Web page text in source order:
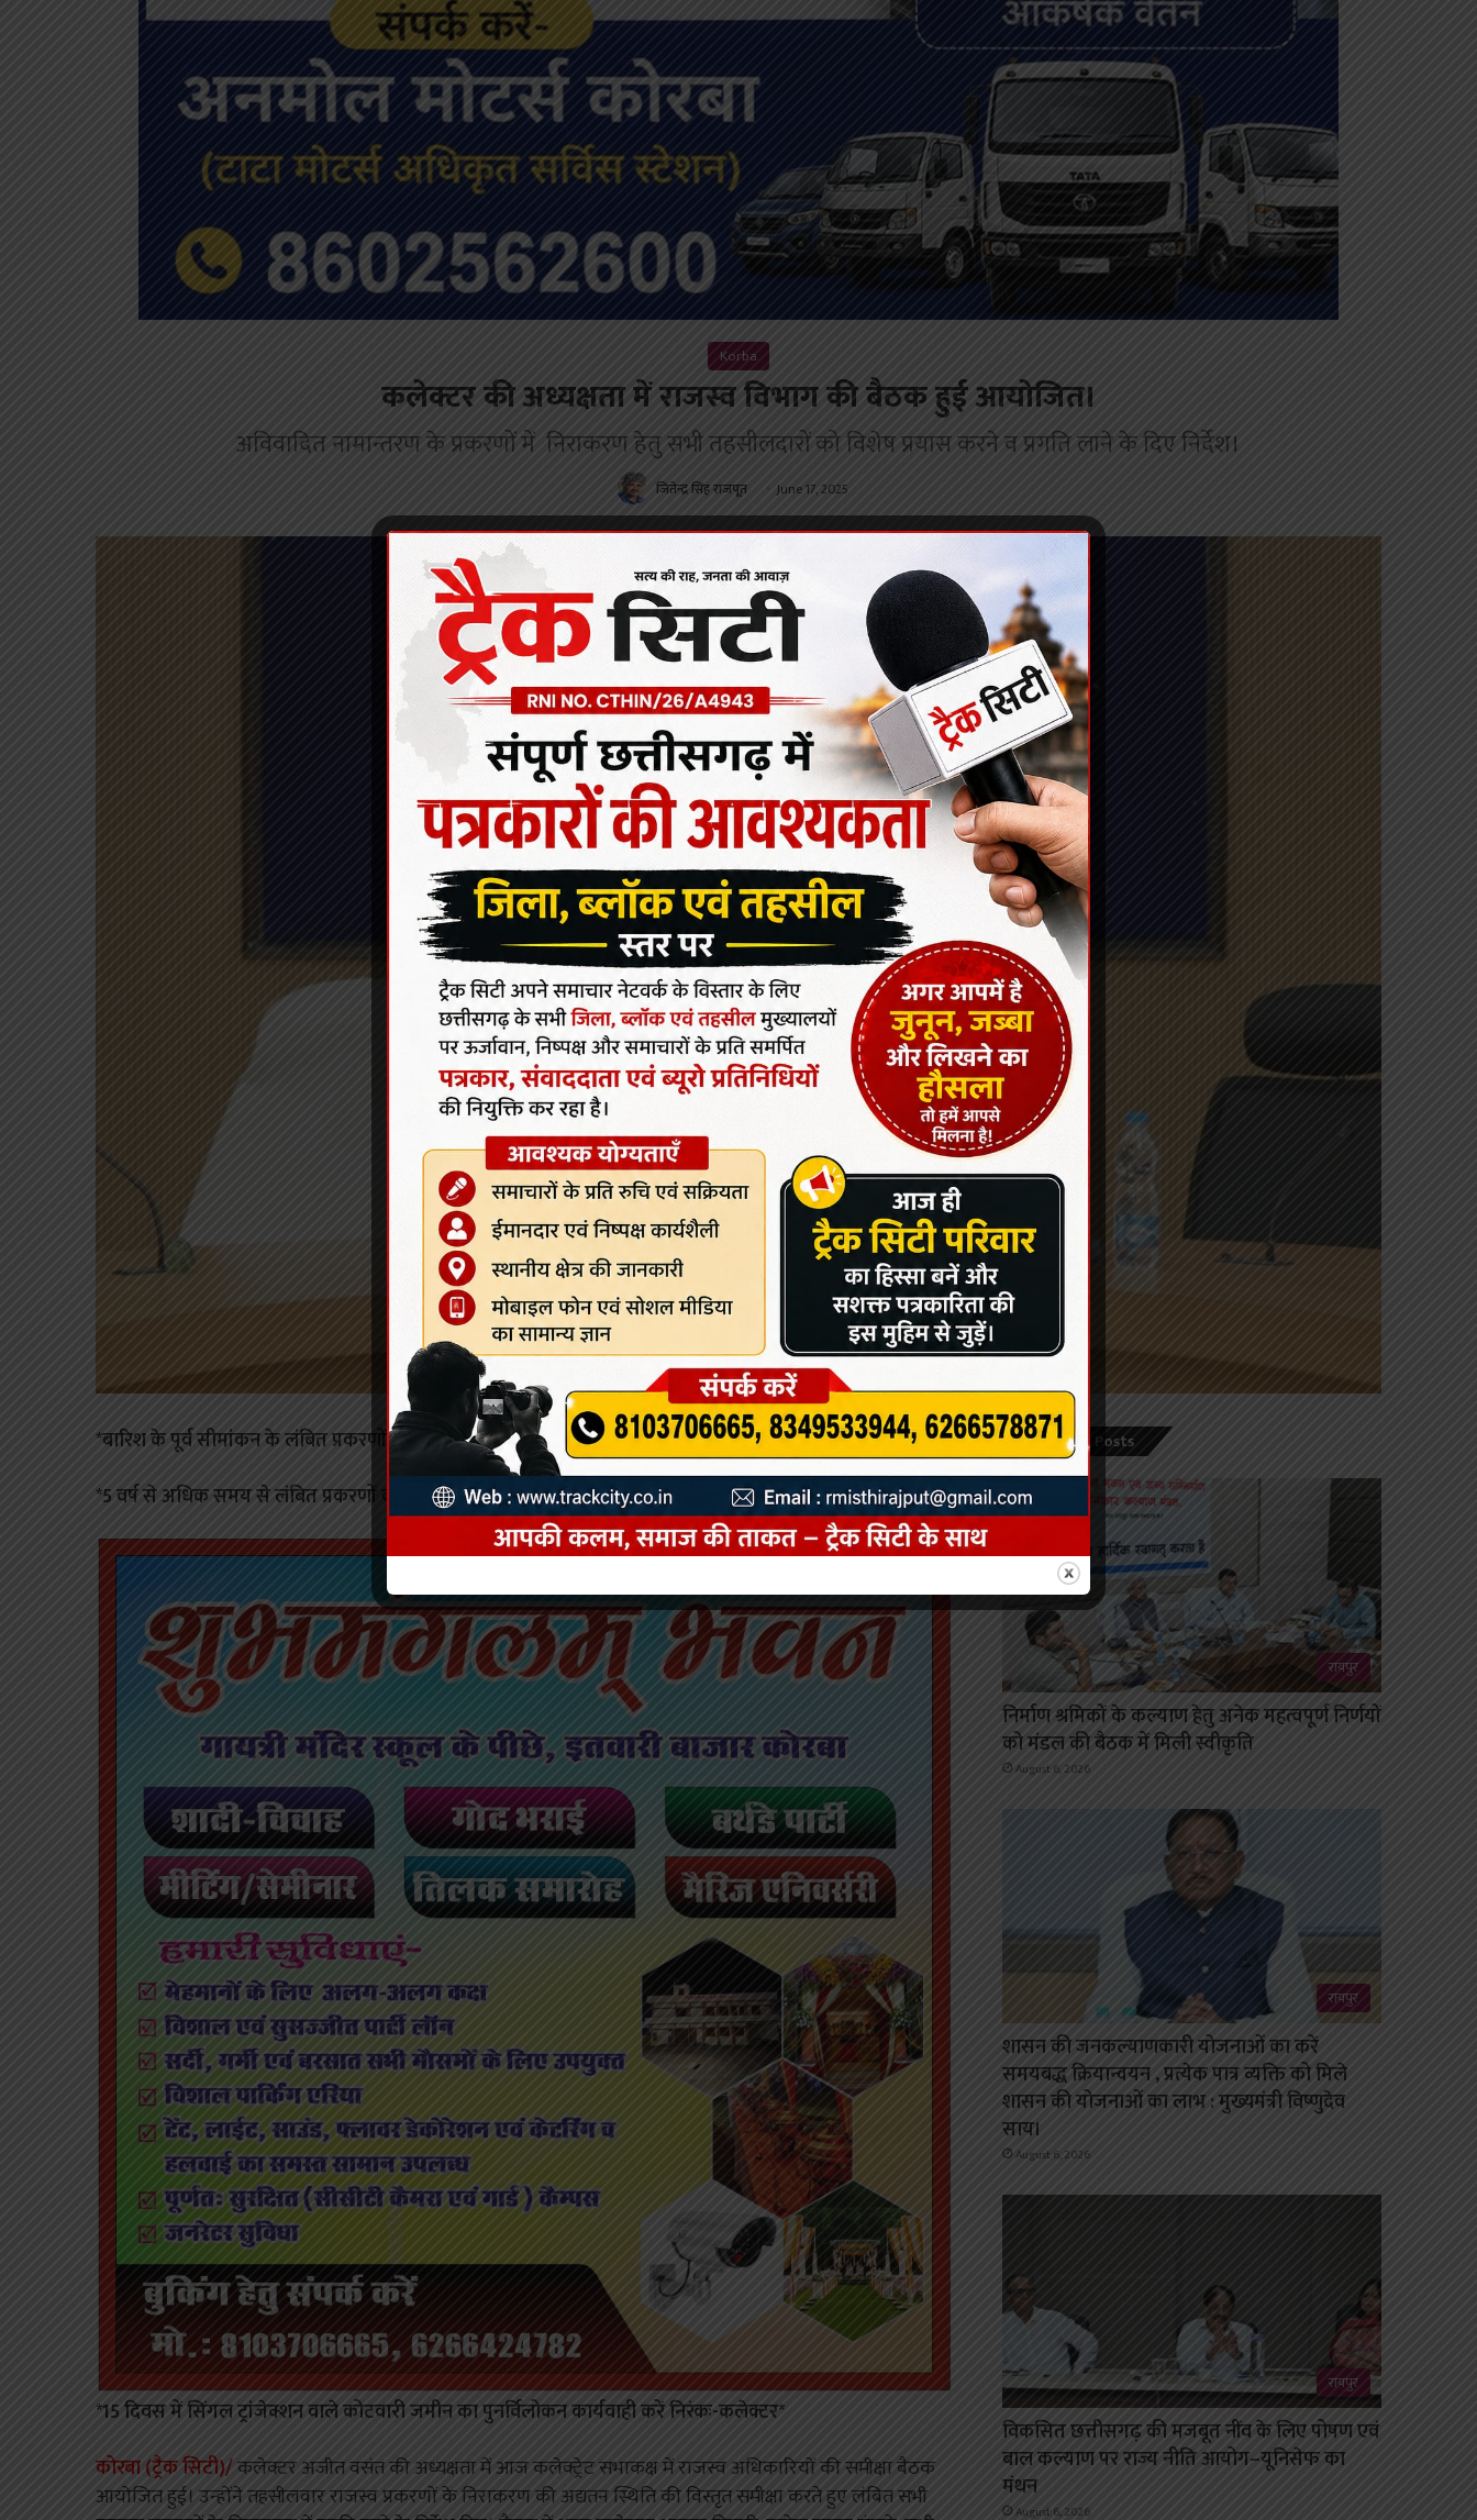
Korba
कलेक्टर की अध्यक्षता में राजस्व विभाग की बैठक हुई आयोजित।
अविवादित नामान्तरण के प्रकरणों में निराकरण हेतु सभी तहसीलदारों को विशेष प्रयास करने व प्रगति लाने के दिए निर्देश।
जितेन्द्र सिंह राजपूत June 17, 2025
*बारिश के पूर्व सीमांकन के लंबित प्रकरणों को निराकृत करने हेतु राजस्व अधिकारियों को किया निर्देशित*
*5 वर्ष से अधिक समय से लंबित प्रकरणों का एक माह के अंदर पूर्ण निराकरण करना करें सुनिश्चित*
*15 दिवस में सिंगल ट्रांजेक्शन वाले कोटवारी जमीन का पुनर्विलोकन कार्यवाही करें निरंकः-कलेक्टर*
कोरबा (ट्रैक सिटी)/कलेक्टर अजीत वसंत की अध्यक्षता में आज कलेक्ट्रेट सभाकक्ष में राजस्व अधिकारियों की समीक्षा बैठक
आयोजित हुई। उन्होंने तहसीलवार राजस्व प्रकरणों के निराकरण की अद्यतन स्थिति की विस्तृत समीक्षा करते हुए लंबित सभी
Recent Posts
रायपुर
निर्माण श्रमिकों के कल्याण हेतु अनेक महत्वपूर्ण निर्णयों
को मंडल की बैठक में मिली स्वीकृति
August 6, 2026
रायपुर
शासन की जनकल्याणकारी योजनाओं का करें
समयबद्ध क्रियान्वयन , प्रत्येक पात्र व्यक्ति को मिले
शासन की योजनाओं का लाभ : मुख्यमंत्री विष्णुदेव
साय।
August 6, 2026
रायपुर
विकसित छत्तीसगढ़ की मजबूत नींव के लिए पोषण एवं
बाल कल्याण पर राज्य नीति आयोग–यूनिसेफ का
मंथन
August 6, 2026